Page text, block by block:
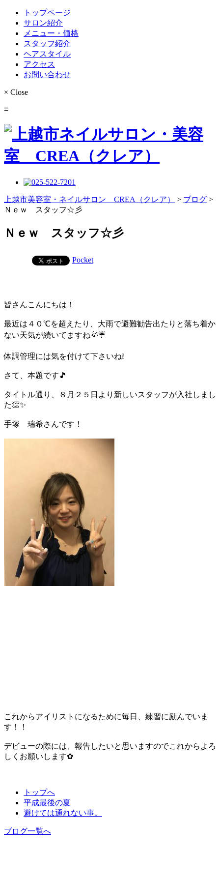
トップページ
サロン紹介
メニュー・価格
スタッフ紹介
ヘアスタイル
アクセス
お問い合わせ
× Close
≡
上越市美容室・ネイルサロン CREA（クレア） > ブログ >
Ｎｅｗ スタッフ☆彡
Ｎｅｗ スタッフ☆彡
Pocket
皆さんこんにちは！
最近は４０℃を超えたり、大雨で避難勧告出たりと落ち着か
ない天気が続いてますね🌞☔
体調管理には気を付けて下さいね❕
さて、本題です🎵
タイトル通り、８月２５日より新しいスタッフが入社しまし
た👏✨
手塚 瑞希さんです！
これからアイリストになるために毎日、練習に励んでいま
す！！
デビューの際には、報告したいと思いますのでこれからよろ
しくお願いします✿
トップへ
平成最後の夏
避けては通れない事。
ブログ一覧へ